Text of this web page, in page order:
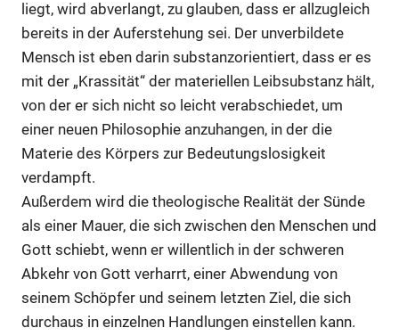
liegt, wird abverlangt, zu glauben, dass er allzugleich
bereits in der Auferstehung sei. Der unverbildete
Mensch ist eben darin substanzorientiert, dass er es
mit der „Krassität“ der materiellen Leibsubstanz hält,
von der er sich nicht so leicht verabschiedet, um
einer neuen Philosophie anzuhangen, in der die
Materie des Körpers zur Bedeutungslosigkeit
verdampft.
Außerdem wird die theologische Realität der Sünde
als einer Mauer, die sich zwischen den Menschen und
Gott schiebt, wenn er willentlich in der schweren
Abkehr von Gott verharrt, einer Abwendung von
seinem Schöpfer und seinem letzten Ziel, die sich
durchaus in einzelnen Handlungen einstellen kann.